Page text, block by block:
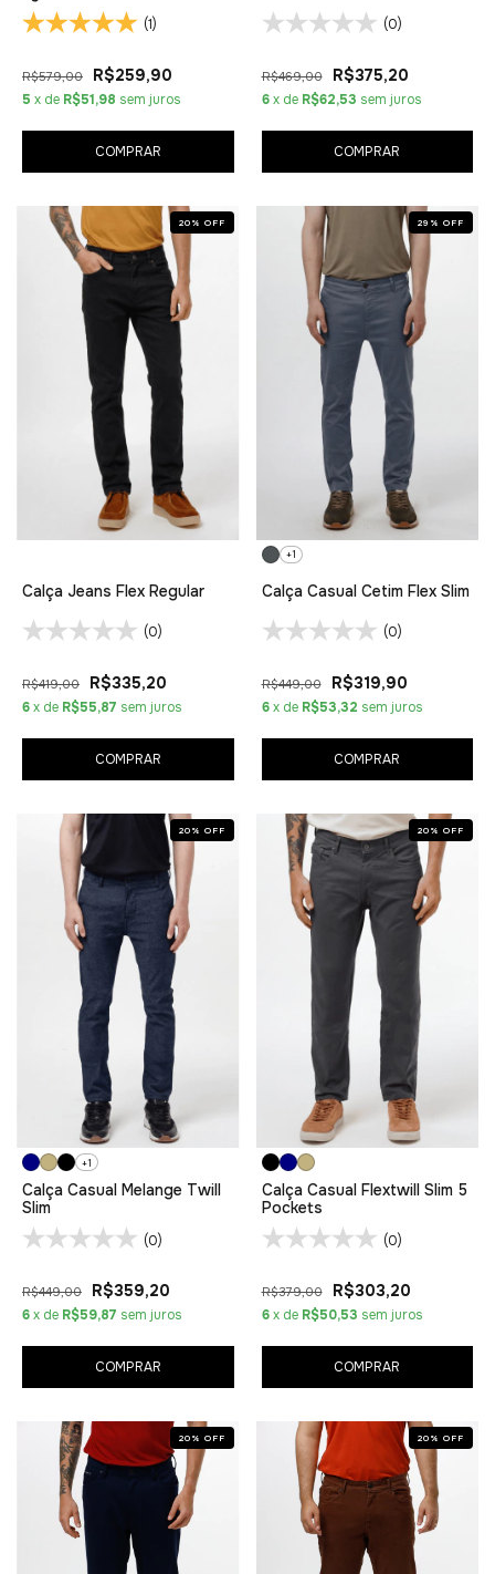
(1)
R$579,00 R$259,90
5 x de R$51,98 sem juros
COMPRAR
(0)
R$469,00 R$375,20
6 x de R$62,53 sem juros
COMPRAR
20 % OFF
Calça Jeans Flex Regular
(0)
R$419,00 R$335,20
6x de R$55,87 sem juros
COMPRAR
29 % OFF
+1
Calça Casual Cetim Flex Slim
(0)
R$449,00 R$319,90
6 x de R$53,32 sem juros
COMPRAR
20 % OFF
+1
Calça Casual Melange Twill
Slim
(0)
R$449,00 R$359,20
6x de R$59,87 sem juros
COMPRAR
20 % OFF
Calça Casual Flextwill Slim 5
Pockets
(0)
R$379,00 R$303,20
6 x de R$50,53 sem juros
COMPRAR
20 % OFF 20 % OFF